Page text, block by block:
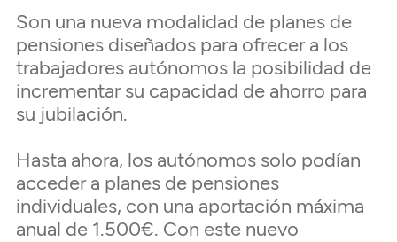
Son una nueva modalidad de planes de
pensiones diseñados para ofrecer a los
trabajadores autónomos la posibilidad de
incrementar su capacidad de ahorro para
su jubilación.
Hasta ahora, los autónomos solo podían
acceder a planes de pensiones
individuales, con una aportación máxima
anual de 1.500€. Con este nuevo